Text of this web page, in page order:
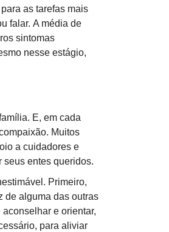
as tarefas mais
falar. A média de
sintomas
nesse estágio,
E, em cada
Muitos
a cuidadores e
seus entes queridos.
Primeiro,
de alguma das outras
e orientar,
para aliviar